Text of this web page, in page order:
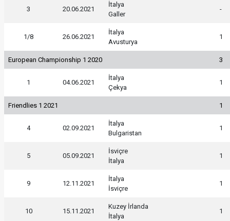
3 20.06.2021
İtalya
Galler
-
1/8 26.06.2021
İtalya
Avusturya
1
European Championship 1 2020 3
1 04.06.2021
İtalya
Çekya
1
Friendlies 1 2021 1
4 02.09.2021
İtalya
Bulgaristan
1
5 05.09.2021
İsviçre
İtalya
1
9 12.11.2021
İtalya
İsviçre
1
10 15.11.2021
Kuzey İrlanda
İtalya
1